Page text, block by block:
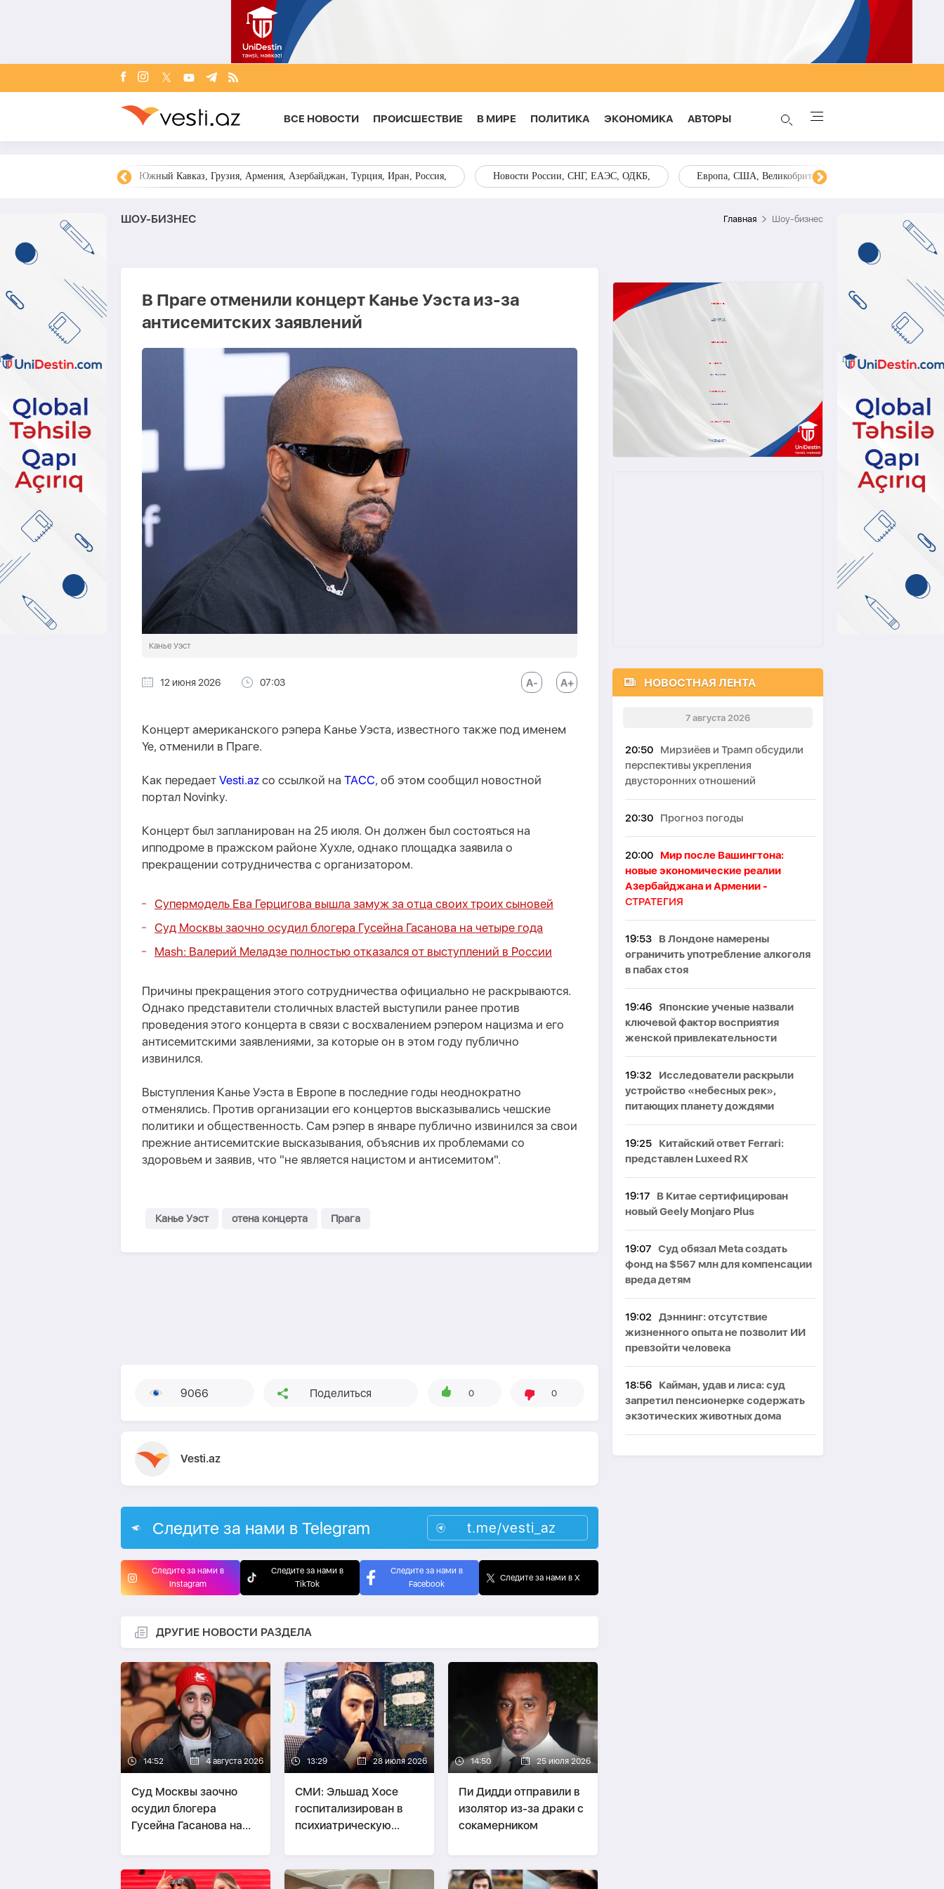
ВСЕ НОВОСТИ ПРОИСШЕСТВИЕ В МИРЕ ПОЛИТИКА ЭКОНОМИКА AВТОРЫ
Южный Кавказ, Грузия, Армения, Азербайджан, Турция, Иран, Россия, Новости России, СНГ, ЕАЭС, ОДКБ, Европа, США, Великобритания, Украина, Запад,
ШОУ-БИЗНЕС Главная Шоу-бизнес
В Праге отменили концерт Канье Уэста из-за
антисемитских заявлений
Канье Уэст
12 июня 2026 07:03
Концерт американского рэпера Канье Уэста, известного также под именем
Ye, отменили в Праге.
Как передает Vesti.az со ссылкой на ТАСС, об этом сообщил новостной
портал Novinky.
Концерт был запланирован на 25 июля. Он должен был состояться на
ипподроме в пражском районе Хухле, однако площадка заявила о
прекращении сотрудничества с организатором.
Супермодель Ева Герцигова вышла замуж за отца своих троих сыновей
Суд Москвы заочно осудил блогера Гусейна Гасанова на четыре года
Mash: Валерий Меладзе полностью отказался от выступлений в России
Причины прекращения этого сотрудничества официально не раскрываются.
Однако представители столичных властей выступили ранее против
проведения этого концерта в связи с восхвалением рэпером нацизма и его
антисемитскими заявлениями, за которые он в этом году публично
извинился.
Выступления Канье Уэста в Европе в последние годы неоднократно
отменялись. Против организации его концертов высказывались чешские
политики и общественность. Сам рэпер в январе публично извинился за свои
прежние антисемитские высказывания, объяснив их проблемами со
здоровьем и заявив, что "не является нацистом и антисемитом".
Канье Уэст отена концерта Прага
9066 Поделиться 0 0
Vesti.az
Следите за нами в Telegram t.me/vesti_az
Следите за нами в
Instagram
Следите за нами в
TikTok
Следите за нами в
Facebook
Следите за нами в X
ДРУГИЕ НОВОСТИ РАЗДЕЛА
14:52 4 августа 2026
Суд Москвы заочно
осудил блогера
Гусейна Гасанова на
13:29 28 июля 2026
СМИ: Эльшад Хосе
госпитализирован в
психиатрическую
14:50 25 июля 2026
Пи Дидди отправили в
изолятор из-за драки с
сокамерником
НОВОСТНАЯ ЛЕНТА
7 августа 2026
20:50
Мирзиёев и Трамп обсудили
перспективы укрепления
двусторонних отношений
20:30 Прогноз погоды
20:00
Мир после Вашингтона:
новые экономические реалии
Азербайджана и Армении -
СТРАТЕГИЯ
19:53
В Лондоне намерены
ограничить употребление алкоголя
в пабах стоя
19:46 Японские ученые назвали
ключевой фактор восприятия
женской привлекательности
19:32
Исследователи раскрыли
устройство «небесных рек»,
питающих планету дождями
19:25
Китайский ответ Ferrari:
представлен Luxeed RX
19:17
В Китае сертифицирован
новый Geely Monjaro Plus
19:07 Суд обязал Meta создать
фонд на $567 млн для компенсации
вреда детям
19:02
Дэннинг: отсутствие
жизненного опыта не позволит ИИ
превзойти человека
18:56
Кайман, удав и лиса: суд
запретил пенсионерке содержать
экзотических животных дома
18:51 Эрдоган назвал Мекканское